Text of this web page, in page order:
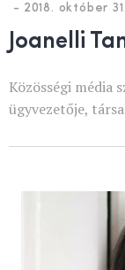
- 2018. október 31.
Joanelli
Közösségi média
ügyvezetője,